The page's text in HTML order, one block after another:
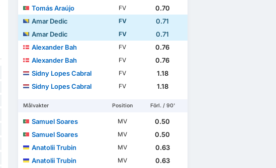
Tomás Araújo
FV
0.70
Amar Dedic
FV
0.71
Amar Dedic
FV
0.71
Alexander Bah
FV
0.76
Alexander Bah
FV
0.76
Sidny Lopes Cabral
FV
1.18
Sidny Lopes Cabral
FV 1.18
Målvakter Position Förl. / 90'
Samuel Soares MV
0.50
Samuel Soares
MV
0.50
Anatolii Trubin
MV
0.63
Anatolii Trubin
MV 0.63